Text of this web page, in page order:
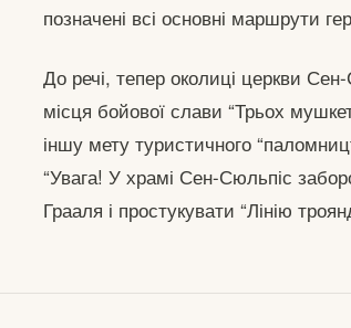
позначені всі основні маршрути
До речі, тепер околиці церкви
місця бойової слави “Трьох
іншу мету туристичного
“Увага! У храмі Сен-Сюльпіс
Грааля і простукувати “Лінію